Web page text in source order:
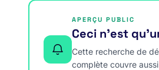
APERÇU PUBLIC
Ceci n’est
Cette recherche de
complète couvre